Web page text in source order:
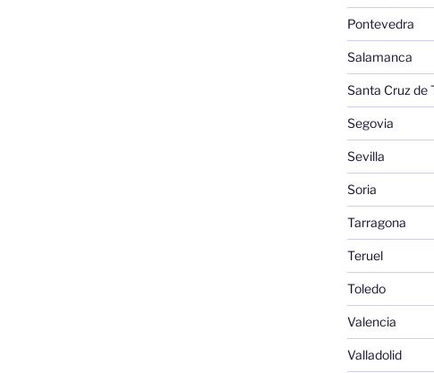
Pontevedra
Salamanca
Santa Cruz de
Segovia
Sevilla
Soria
Tarragona
Teruel
Toledo
Valencia
Valladolid